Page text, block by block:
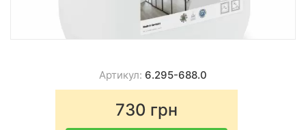
Артикул: 6.295-688.0
730 грн